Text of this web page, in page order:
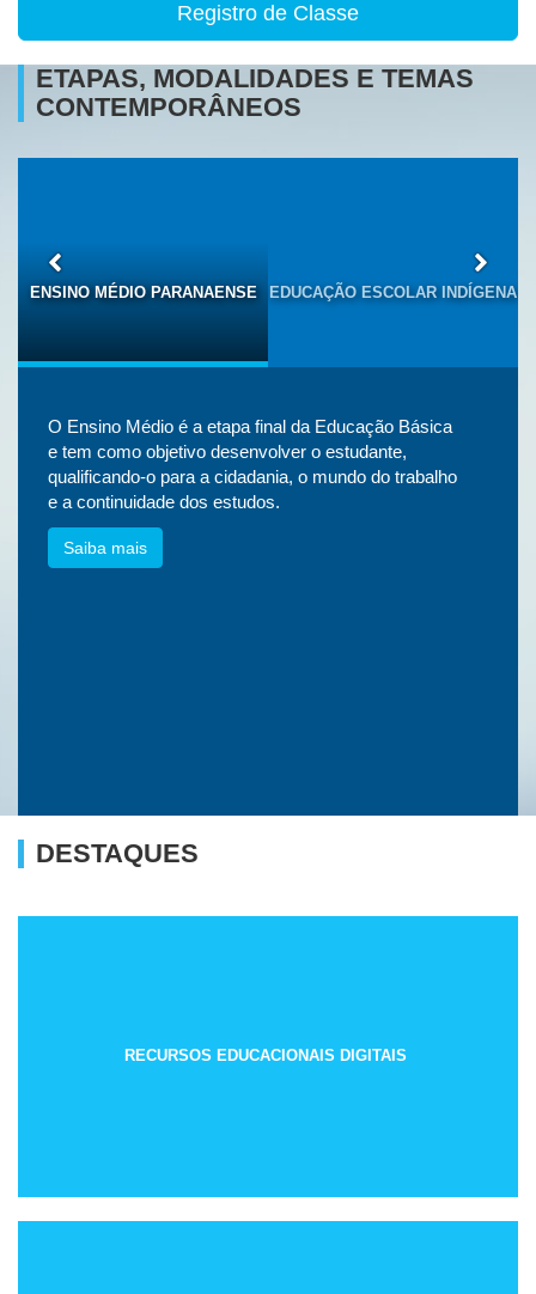
Registro de Classe
ETAPAS, MODALIDADES E TEMAS
CONTEMPORÂNEOS
ENSINO MÉDIO PARANAENSE
EDUCAÇÃO ESCOLAR INDÍGENA
O Ensino Médio é a etapa final da Educação Básica
e tem como objetivo desenvolver o estudante,
qualificando-o para a cidadania, o mundo do trabalho
e a continuidade dos estudos.
Saiba mais
DESTAQUES
RECURSOS EDUCACIONAIS DIGITAIS